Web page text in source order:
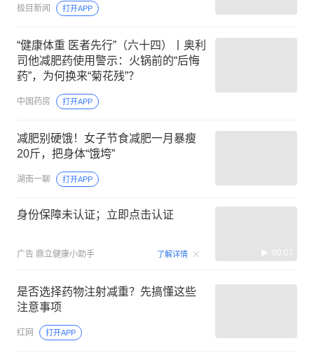
极目新闻 打开APP
“健康体重 医者先行”（六十四）丨奥利
司他减肥药使用警示：火锅前的“后悔
药”，为何换来“菊花残”？
中国药房 打开APP
减肥别硬饿！女子节食减肥一月暴瘦
20斤，把身体“饿垮”
湖南一聊 打开APP
身份保障未认证；立即点击认证
广告 鼎立健康小助手 了解详情 00:07
是否选择药物注射减重？先搞懂这些
注意事项
红网 打开APP